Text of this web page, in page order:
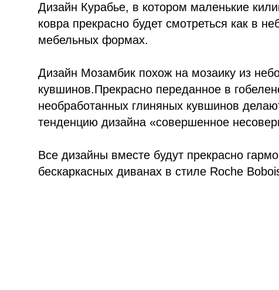
Дизайн Курабье, в котором маленькие
ковра прекрасно будет смотреться как в
мебельных формах.
Дизайн Мозамбик похож на мозаику из
кувшинов.Прекрасно переданное в
необработанных глиняных кувшинов
тенденцию дизайна «совершенное
Все дизайны вместе будут прекрасно
бескаркасных диванах в стиле Roche